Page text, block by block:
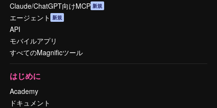
Claude/ChatGPT向けMCP 新規
エージェント 新規
API
モバイルアプリ
すべてのMagnificツール
はじめに
Academy
ドキュメント